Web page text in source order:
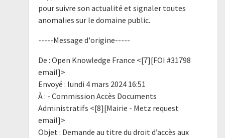
pour suivre son actualité et signaler toutes
anomalies sur le domaine public.
-----Message d'origine-----
De : Open Knowledge France <[7][FOI #31798
email]>
Envoyé : lundi 4 mars 2024 16:51
À : - Commission Accès Documents
Administratifs <[8][Mairie - Metz request
email]>
Objet : Demande au titre du droit d’accès aux